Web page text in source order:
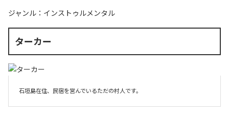
ジャンル： インストゥルメンタル
ターカー
石垣島在住、民宿を営んでいるただの村人です。